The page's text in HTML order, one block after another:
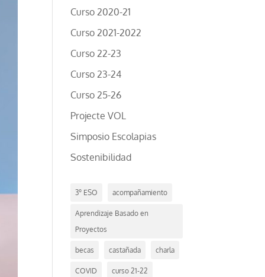
Curso 2020-21
Curso 2021-2022
Curso 22-23
Curso 23-24
Curso 25-26
Projecte VOL
Simposio Escolapias
Sostenibilidad
3º ESO acompañamiento
Aprendizaje Basado en
Proyectos
becas castañada charla
COVID curso 21-22